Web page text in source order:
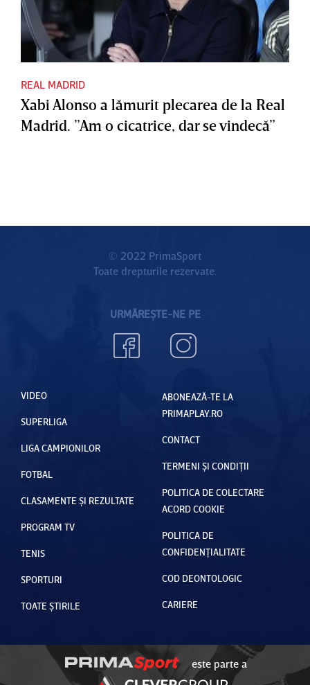
REAL MADRID
Xabi Alonso a lămurit plecarea de la Real
Madrid. ”Am o cicatrice, dar se vindecă”
© 2022 PrimaSport
Toate drepturile rezervate.
URMĂREȘTE-NE PE
VIDEO
SUPERLIGA
LIGA CAMPIONILOR
FOTBAL
CLASAMENTE ȘI REZULTATE
PROGRAM TV
TENIS
SPORTURI
TOATE ȘTIRILE
ABONEAZĂ-TE LA
PRIMAPLAY.RO
CONTACT
TERMENI ȘI CONDIȚII
POLITICA DE COLECTARE
ACORD COOKIE
POLITICA DE
CONFIDENȚIALITATE
COD DEONTOLOGIC
CARIERE
este parte a